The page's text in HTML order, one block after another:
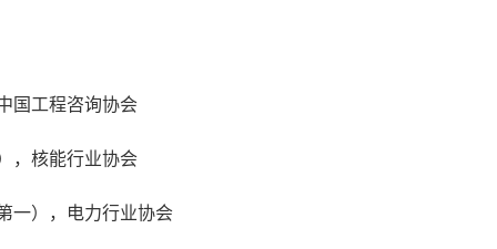
国工程咨询协会
，核能行业协会
一），电力行业协会